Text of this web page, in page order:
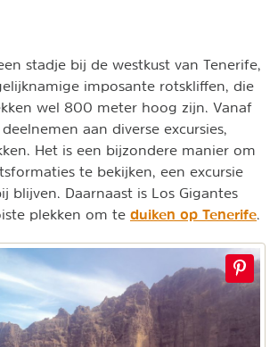
stadje bij de westkust van Tenerife,
imposante rotskliffen, die
wel 800 meter hoog zijn. Vanaf
aan diverse excursies,
Het is een bijzondere manier om
te bekijken, een excursie
blijven. Daarnaast is Los Gigantes
plekken om te duiken op Tenerife